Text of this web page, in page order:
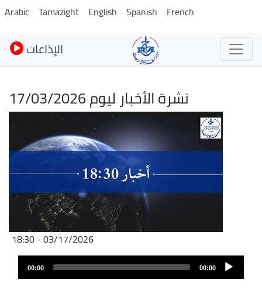
Skip
to
main
content
Arabic Tamazight English Spanish French
الإذاعات
نشرة الأخبار ليوم 17/03/2026
03/17/2026 - 18:30
Audio
00:00
00:00